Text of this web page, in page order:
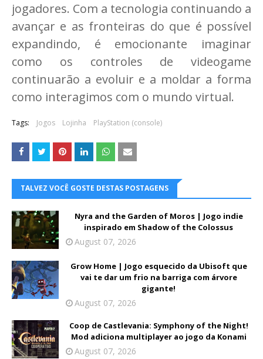
jogadores. Com a tecnologia continuando a
avançar e as fronteiras do que é possível
expandindo, é emocionante imaginar
como os controles de videogame
continuarão a evoluir e a moldar a forma
como interagimos com o mundo virtual.
Tags: Jogos Lojinha PlayStation (console)
TALVEZ VOCÊ GOSTE DESTAS POSTAGENS
Nyra and the Garden of Moros | Jogo indie
inspirado em Shadow of the Colossus
August 07, 2026
Grow Home | Jogo esquecido da Ubisoft que
vai te dar um frio na barriga com árvore
gigante!
August 07, 2026
Coop de Castlevania: Symphony of the Night!
Mod adiciona multiplayer ao jogo da Konami
August 07, 2026